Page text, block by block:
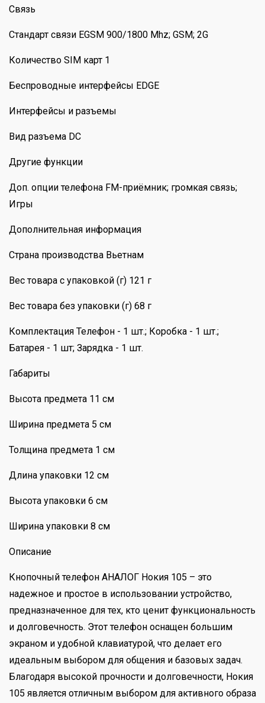
Связь
Стандарт связи EGSM 900/1800 Mhz; GSM; 2G
Количество SIM карт 1
Беспроводные интерфейсы EDGE
Интерфейсы и разъемы
Вид разъема DC
Другие функции
Доп. опции телефона FM-приёмник; громкая связь;
Игры
Дополнительная информация
Страна производства Вьетнам
Вес товара с упаковкой (г) 121 г
Вес товара без упаковки (г) 68 г
Комплектация Телефон - 1 шт.; Коробка - 1 шт.;
Батарея - 1 шт; Зарядка - 1 шт.
Габариты
Высота предмета 11 см
Ширина предмета 5 см
Толщина предмета 1 см
Длина упаковки 12 см
Высота упаковки 6 см
Ширина упаковки 8 см
Описание
Кнопочный телефон АНАЛОГ Нокия 105 – это
надежное и простое в использовании устройство,
предназначенное для тех, кто ценит функциональность
и долговечность. Этот телефон оснащен большим
экраном и удобной клавиатурой, что делает его
идеальным выбором для общения и базовых задач.
Благодаря высокой прочности и долговечности, Нокия
105 является отличным выбором для активного образа